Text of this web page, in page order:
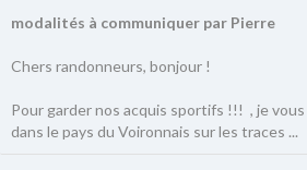
modalités à communiquer par Pierre
Chers randonneurs, bonjour !
Pour garder nos acquis sportifs !!! , je
dans le pays du Voironnais sur les traces ...